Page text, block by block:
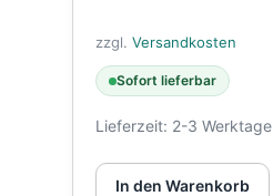
zzgl.Versandkosten
Sofort lieferbar
Lieferzeit: 2-3 Werktage
In den Warenkorb